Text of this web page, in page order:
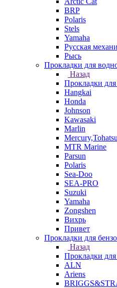
BRP
Polaris
Stels
Yamaha
Русская
Рысь
Прокладки для
Назад
Прокладки
Hangkai
Honda
Johnson
Kawasaki
Marlin
Mercury,Tohatsu
MTR Marine
Parsun
Polaris
Sea-Doo
SEA-PRO
Suzuki
Yamaha
Zongshen
Вихрь
Привет
Прокладки для
Назад
Прокладки для
ALN
Ariens